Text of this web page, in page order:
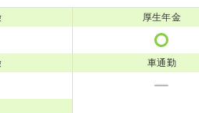
厚生年金
車通勤